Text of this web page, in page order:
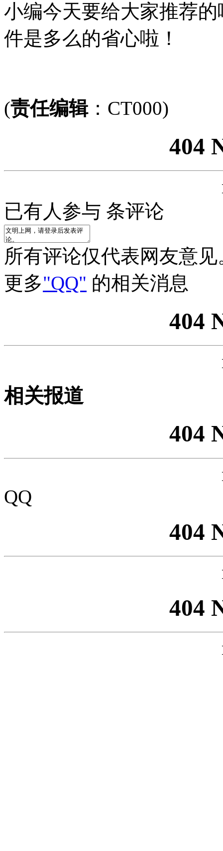
小编今天要给大家推荐
件是多么的省心啦！
(责任编辑：CT000)
404
已有人参与 条评论
所有评论仅代表网友意见
更多"QQ" 的相关消息
404
相关报道
404
QQ
404
404